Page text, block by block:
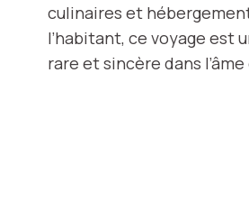
culinaires et
l’habitant, ce voyage est
rare et sincère dans l’âme